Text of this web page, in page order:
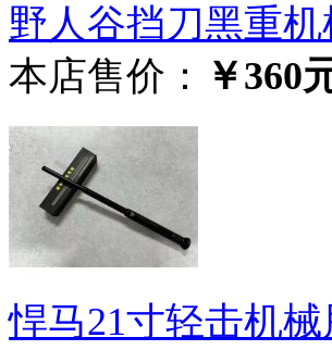
野人谷挡刀黑重
本店售价： ￥360
悍马21寸轻击机